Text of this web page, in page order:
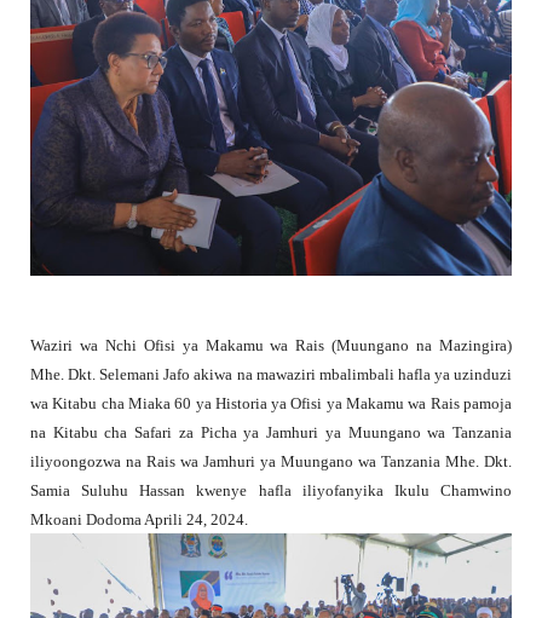
Waziri wa Nchi Ofisi ya Makamu wa Rais (Muungano na Mazingira)
Mhe. Dkt. Selemani Jafo akiwa na mawaziri mbalimbali hafla ya uzinduzi
wa Kitabu cha Miaka 60 ya Historia ya Ofisi ya Makamu wa Rais pamoja
na Kitabu cha Safari za Picha ya Jamhuri ya Muungano wa Tanzania
iliyoongozwa na Rais wa Jamhuri ya Muungano wa Tanzania Mhe. Dkt.
Samia Suluhu Hassan kwenye hafla iliyofanyika Ikulu Chamwino
Mkoani Dodoma Aprili 24, 2024.